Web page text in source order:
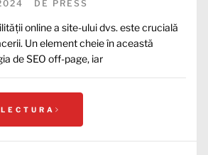
DE PRESS
online a site-ului dvs. este crucială
Un element cheie în această
de SEO off-page, iar